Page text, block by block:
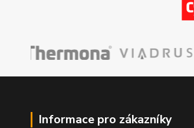
Informace pro zákazníky